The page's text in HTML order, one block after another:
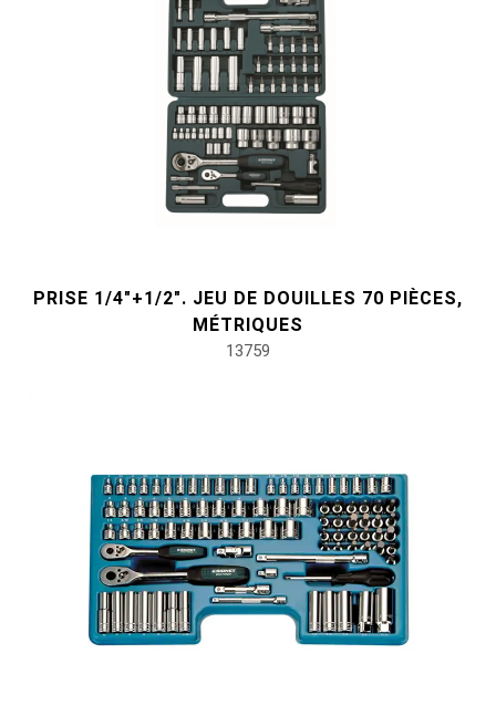
PRISE 1/4"+1/2". JEU DE DOUILLES 70 PIÈCES,
MÉTRIQUES
13759